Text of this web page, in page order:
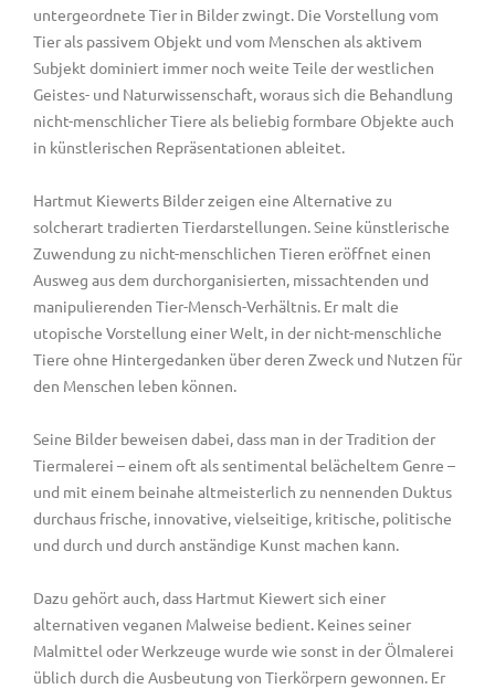
untergeordnete Tier in Bilder zwingt. Die Vorstellung vom
Tier als passivem Objekt und vom Menschen als aktivem
Subjekt dominiert immer noch weite Teile der westlichen
Geistes- und Naturwissenschaft, woraus sich die Behandlung
nicht-menschlicher Tiere als beliebig formbare Objekte auch
in künstlerischen Repräsentationen ableitet.
Hartmut Kiewerts Bilder zeigen eine Alternative zu
solcherart tradierten Tierdarstellungen. Seine künstlerische
Zuwendung zu nicht-menschlichen Tieren eröffnet einen
Ausweg aus dem durchorganisierten, missachtenden und
manipulierenden Tier-Mensch-Verhältnis. Er malt die
utopische Vorstellung einer Welt, in der nicht-menschliche
Tiere ohne Hintergedanken über deren Zweck und Nutzen für
den Menschen leben können.
Seine Bilder beweisen dabei, dass man in der Tradition der
Tiermalerei – einem oft als sentimental belächeltem Genre –
und mit einem beinahe altmeisterlich zu nennenden Duktus
durchaus frische, innovative, vielseitige, kritische, politische
und durch und durch anständige Kunst machen kann.
Dazu gehört auch, dass Hartmut Kiewert sich einer
alternativen veganen Malweise bedient. Keines seiner
Malmittel oder Werkzeuge wurde wie sonst in der Ölmalerei
üblich durch die Ausbeutung von Tierkörpern gewonnen. Er